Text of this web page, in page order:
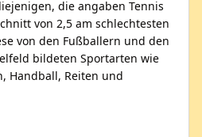
die angaben Tennis
von 2,5 am schlechtesten
von den Fußballern und den
bildeten Sportarten wie
Handball, Reiten und